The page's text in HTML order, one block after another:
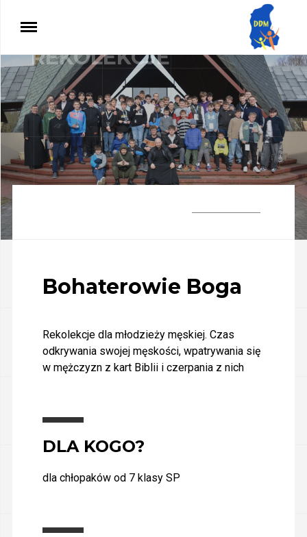
UDOSTĘPNIJ
REKOLEKCJE
Bohaterowie Boga
Rekolekcje dla młodzieży męskiej. Czas
odkrywania swojej męskości, wpatrywania się
w mężczyzn z kart Biblii i czerpania z nich
DLA KOGO?
dla chłopaków od 7 klasy SP